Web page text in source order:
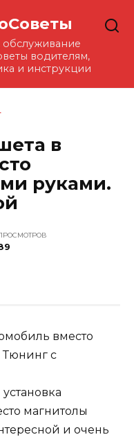
обслуживание
водителям,
и инструкции
в
руками.
магнитолы
и очень